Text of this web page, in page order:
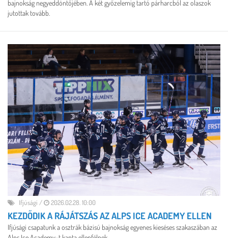
bajnokság negyeddöntőjében. A két győzelemig tartó párharcból az olaszok
jutottak tovább.
Ifjúsági / 2026.02.28. 10:00
KEZDŐDIK A RÁJÁTSZÁS AZ ALPS ICE ACADEMY ELLEN
Ifjúsági csapatunk a osztrák bázisú bajnokság egyenes kieséses szakaszában az